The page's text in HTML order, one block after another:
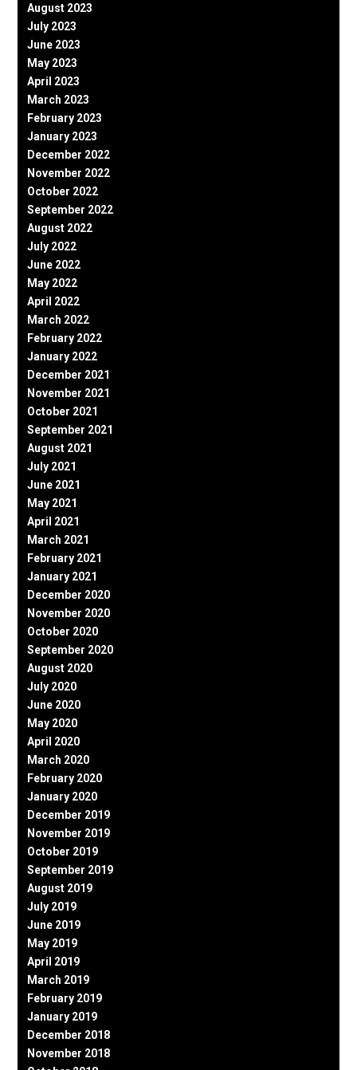
August 2023
July 2023
June 2023
May 2023
April 2023
March 2023
February 2023
January 2023
December 2022
November 2022
October 2022
September 2022
August 2022
July 2022
June 2022
May 2022
April 2022
March 2022
February 2022
January 2022
December 2021
November 2021
October 2021
September 2021
August 2021
July 2021
June 2021
May 2021
April 2021
March 2021
February 2021
January 2021
December 2020
November 2020
October 2020
September 2020
August 2020
July 2020
June 2020
May 2020
April 2020
March 2020
February 2020
January 2020
December 2019
November 2019
October 2019
September 2019
August 2019
July 2019
June 2019
May 2019
April 2019
March 2019
February 2019
January 2019
December 2018
November 2018